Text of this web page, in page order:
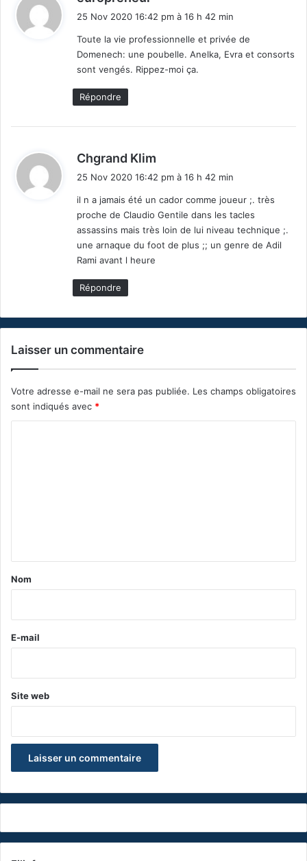
:
25 Nov 2020 16:42 pm à 16 h 42 min
Toute la vie professionnelle et privée de
Domenech: une poubelle. Anelka, Evra et consorts
sont vengés. Rippez-moi ça.
Répondre
Chgrand Klim
:
25 Nov 2020 16:42 pm à 16 h 42 min
il n a jamais été un cador comme joueur ;. très
proche de Claudio Gentile dans les tacles
assassins mais très loin de lui niveau technique ;.
une arnaque du foot de plus ;; un genre de Adil
Rami avant l heure
Répondre
Laisser un commentaire
Votre adresse e-mail ne sera pas publiée. Les champs obligatoires
sont indiqués avec *
a
e
Nom
E-mail
Site web